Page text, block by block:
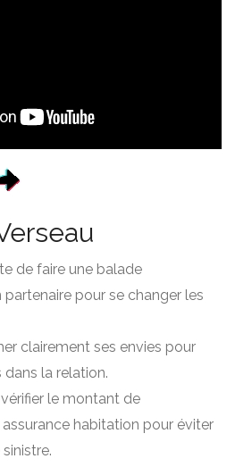
de faire une balade
pour se changer les
clairement ses envies pour
la relation.
le montant de
habitation pour éviter